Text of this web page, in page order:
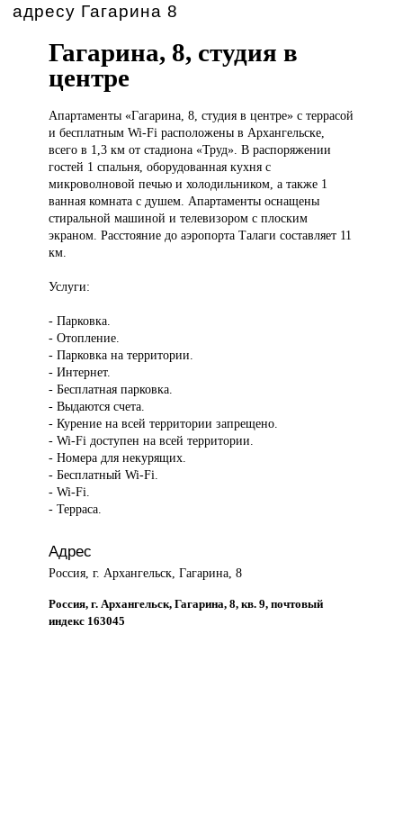
адресу Гагарина 8
Гагарина, 8, студия в
центре
Апартаменты «Гагарина,8, студия в центре» с террасой
и бесплатным Wi-Fi расположены в Архангельске,
всего в 1,3 км от стадиона «Труд». В распоряжении
гостей 1 спальня, оборудованная кухня с
микроволновой печью и холодильником, а также 1
ванная комната с душем. Апартаменты оснащены
стиральной машиной и телевизором с плоским
экраном. Расстояние до аэропорта Талаги составляет 11
км.
Услуги:
- Парковка.
- Отопление.
- Парковка на территории.
- Интернет.
- Бесплатная парковка.
- Выдаются счета.
- Курение на всей территории запрещено.
- Wi-Fi доступен на всей территории.
- Номера для некурящих.
- Бесплатный Wi-Fi.
- Wi-Fi.
- Терраса.
Адрес
Россия, г. Архангельск, Гагарина, 8
Россия, г. Архангельск, Гагарина, 8, кв. 9, почтовый
индекс 163045